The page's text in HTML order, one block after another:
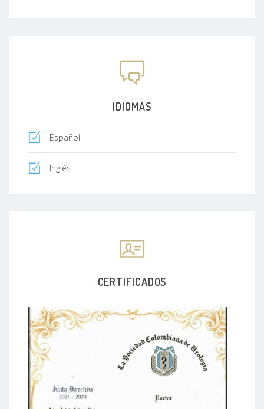
IDIOMAS
Español
Inglés
CERTIFICADOS